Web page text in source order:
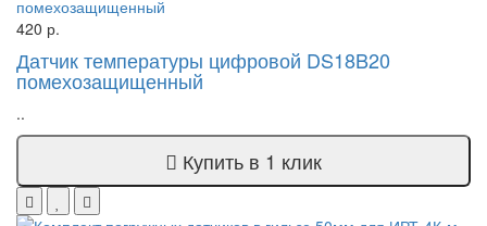
420 р.
Датчик температуры цифровой DS18B20
помехозащищенный
..
Купить в 1 клик